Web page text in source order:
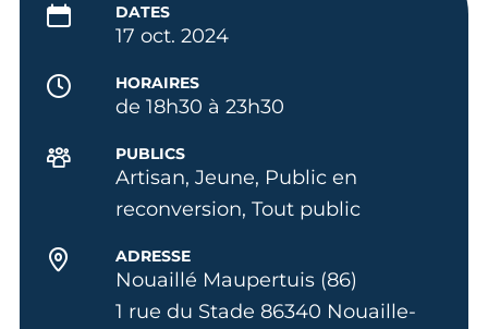
DATES
17 oct. 2024
HORAIRES
de 18h30 à 23h30
PUBLICS
Artisan, Jeune, Public en
reconversion, Tout public
ADRESSE
Nouaillé Maupertuis (86)
1 rue du Stade 86340 Nouaille-